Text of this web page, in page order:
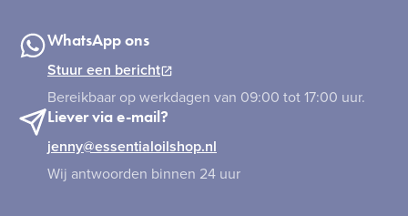
WhatsApp ons
Stuur een bericht
Bereikbaar op werkdagen van 09:00 tot 17:00 uur.
Liever via e-mail?
jenny@essentialoilshop.nl
Wij antwoorden binnen 24 uur